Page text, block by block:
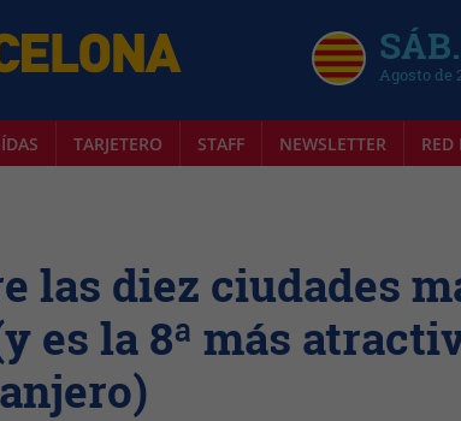
Agosto de
TARJETERO STAFF NEWSLETTER RED
las diez ciudades
es la 8ª más